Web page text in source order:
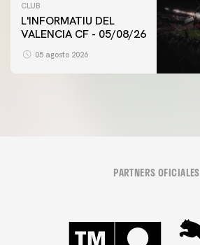
CLUB
L'INFORMATIU DEL
VALENCIA CF - 05/08/26
05 agosto 2026
PARTNERS OFICIALES